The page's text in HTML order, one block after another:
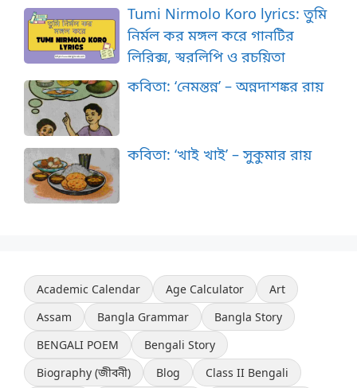
Tumi Nirmolo Koro lyrics: তুমি
নির্মল কর মঙ্গল করে গানটির
লিরিক্স, স্বরলিপি ও রচয়িতা
কবিতা: ‘নেমন্তন্ন’ – অন্নদাশঙ্কর রায়
কবিতা: ‘খাই খাই’ – সুকুমার রায়
Academic Calendar Age Calculator
Art
Assam
Bangla Grammar
Bangla Story
BENGALI POEM
Bengali Story
Biography (জীবনী)
Blog
Class II Bengali